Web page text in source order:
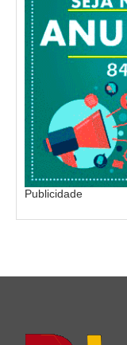
Publicidade